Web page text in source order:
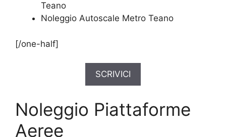
Teano
Noleggio Autoscale Metro Teano
[/one-half]
SCRIVICI
Noleggio Piattaforme
Aeree